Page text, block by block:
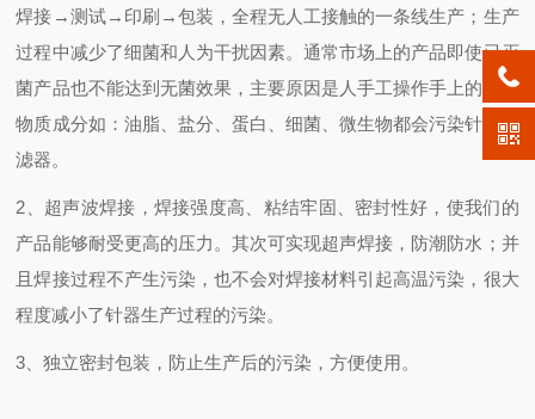
焊接→测试→印刷→包装，全程无人工接触的一条线生产；生产
过程中减少了细菌和人为干扰因素。通常市场上的产品即使已灭
菌产品也不能达到无菌效果，主要原因是人手工操作手上的一些
物质成分如：油脂、盐分、蛋白、细菌、微生物都会污染针式过
滤器。
2 、超声波焊接，焊接强度高、粘结牢固、密封性好，使我们的
产品能够耐受更高的压力。其次可实现超声焊接，防潮防水；并
且焊接过程不产生污染，也不会对焊接材料引起高温污染，很大
程度减小了针器生产过程的污染。
3 、独立密封包装，防止生产后的污染，方便使用。